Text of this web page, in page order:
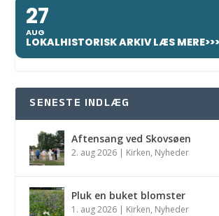
27
AUG
LOKALHISTORISK ARKIV LÆS MERE>>>
SENESTE INDLÆG
Aftensang ved Skovsøen
2. aug 2026 | Kirken, Nyheder
Pluk en buket blomster
1. aug 2026 | Kirken, Nyheder